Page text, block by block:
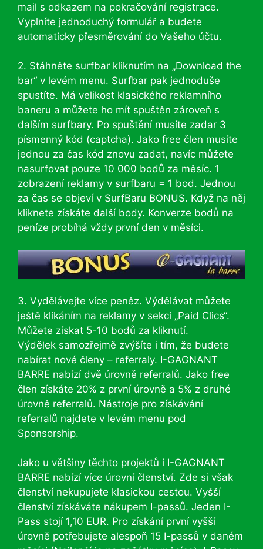
mail s odkazem na pokračování registrace.
Vyplníte jednoduchý formulář a budete
automaticky přesměrování do Vašeho účtu.
2. Stáhněte surfbar kliknutím na „Download the
bar“ v levém menu. Surfbar pak jednoduše
spustíte. Má velikost klasického reklamního
baneru a můžete ho mít spuštěn zároveň s
dalším surfbary. Po spuštění musíte zadar 3
písmenný kód (captcha). Jako free člen musíte
jednou za čas kód znovu zadat, navíc můžete
nasurfovat pouze 10 000 bodů za měsíc. 1
zobrazení reklamy v surfbaru = 1 bod. Jednou
za čas se objeví v SurfBaru BONUS. Když na něj
kliknete získáte další body. Konverze bodů na
peníze probíhá vždy první den v měsíci.
3. Vydělávejte více peněz. Výdělávat můžete
ještě klikáním na reklamy v sekci „Paid Clics“.
Můžete získat 5-10 bodů za kliknutí.
Výdělek samozřejmě zvýšíte i tím, že budete
nabírat nové členy – referraly. I-GAGNANT
BARRE nabízí dvě úrovně referralů. Jako free
člen získáte 20% z první úrovně a 5% z druhé
úrovně referralů. Nástroje pro získávání
referralů najdete v levém menu pod
Sponsorship.
Jako u většiny těchto projektů i I-GAGNANT
BARRE nabízí více úrovní členství. Zde si však
členství nekupujete klasickou cestou. Vyšší
členství získáváte nákupem I-passů. Jeden I-
Pass stojí 1,10 EUR. Pro získání první vyšší
úrovně potřebujete alespoň 15 I-passů v daném